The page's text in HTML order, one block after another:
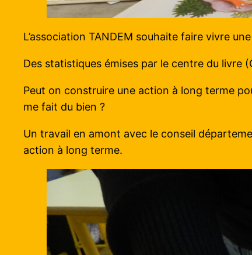
L’association TANDEM souhaite faire vivre
Des statistiques émises par le centre du livre
Peut on construire une action à long terme
me fait du bien ?
Un travail en amont avec le conseil
action à long terme.